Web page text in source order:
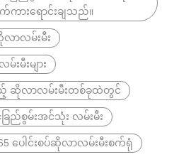
ားရောင်းချသည်။
လာလမ်းမီး
းမီးများ
ည့် ဆိုလာလမ်းမီးတစ်ခုထဲတွင်
င်ခြည်စွမ်းအင်သုံး လမ်းမီး
ပေါင်းစပ်ဆိုလာလမ်းမီးစက်ရုံ